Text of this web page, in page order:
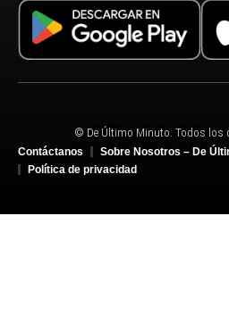
© De Último Minuto. Todos los
Contáctanos
Sobre Nosotros – De
Política de privacidad